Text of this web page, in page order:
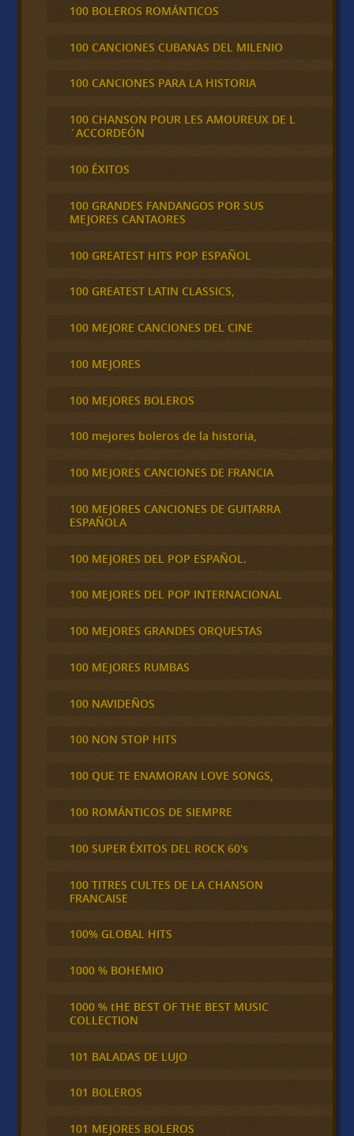
100 BOLEROS ROMÁNTICOS
100 CANCIONES CUBANAS DEL MILENIO
100 CANCIONES PARA LA HISTORIA
100 CHANSON POUR LES AMOUREUX DE L
´ACCORDEÓN
100 ÉXITOS
100 GRANDES FANDANGOS POR SUS
MEJORES CANTAORES
100 GREATEST HITS POP ESPAÑOL
100 GREATEST LATIN CLASSICS,
100 MEJORE CANCIONES DEL CINE
100 MEJORES
100 MEJORES BOLEROS
100 mejores boleros de la historia,
100 MEJORES CANCIONES DE FRANCIA
100 MEJORES CANCIONES DE GUITARRA
ESPAÑOLA
100 MEJORES DEL POP ESPAÑOL.
100 MEJORES DEL POP INTERNACIONAL
100 MEJORES GRANDES ORQUESTAS
100 MEJORES RUMBAS
100 NAVIDEÑOS
100 NON STOP HITS
100 QUE TE ENAMORAN LOVE SONGS,
100 ROMÁNTICOS DE SIEMPRE
100 SUPER ÉXITOS DEL ROCK 60's
100 TITRES CULTES DE LA CHANSON
FRANCAISE
100% GLOBAL HITS
1000 % BOHEMIO
1000 % tHE BEST OF THE BEST MUSIC
COLLECTION
101 BALADAS DE LUJO
101 BOLEROS
101 MEJORES BOLEROS